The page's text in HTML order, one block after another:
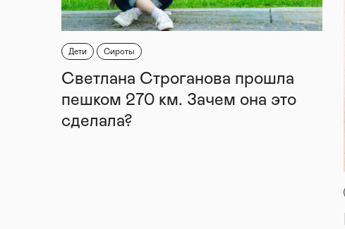
Дети Сироты
Светлана Строганова прошла
пешком 270 км. Зачем она это
сделала?